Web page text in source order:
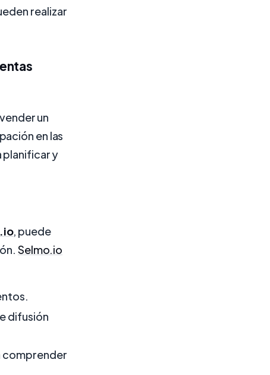
realizar
un
en las
planificar y
, puede
Selmo.io
difusión
comprender